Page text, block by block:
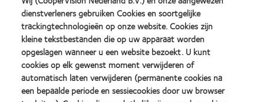
Uiteraard kunnen wij ondersteuning bieden aan alle verschillende
specialismes en verschillende rollen in de optiek; voor mensen
met en zonder opleiding in de branche!
Mocht je interesse hebben kan je altijd een aanvraag doen voor
dienstverleners gebruiken Cookies en soortgelijke
trackingtechnologieën op onze website. Cookies zijn
kleine tekstbestanden die op uw apparaat worden
opgeslagen wanneer u een website bezoekt. U kunt
cookies op elk gewenst moment verwijderen of
automatisch laten verwijderen (permanente cookies na
een bepaalde periode en sessiecookies door uw browser